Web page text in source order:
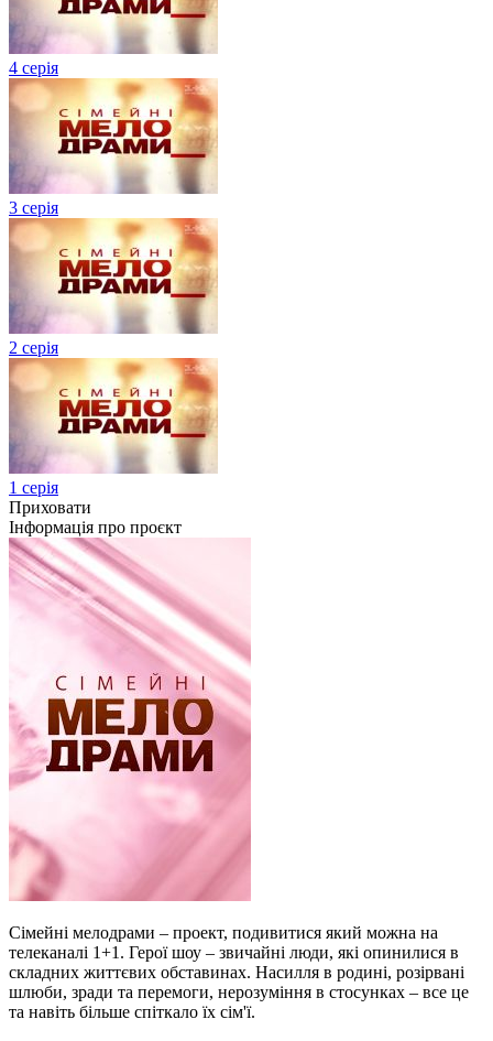
4 серія
3 серія
2 серія
1 серія
Приховати
Інформація про проєкт
Сімейні мелодрами – проект, подивитися який можна на
телеканалі 1+1. Герої шоу – звичайні люди, які опинилися в
складних життєвих обставинах. Насилля в родині, розірвані
шлюби, зради та перемоги, нерозуміння в стосунках – все це
та навіть більше спіткало їх сім'ї.